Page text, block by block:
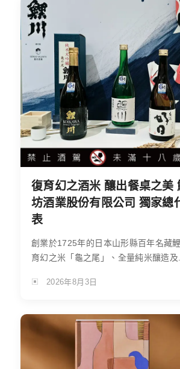
復育幻之酒米 釀出餐桌之美
坊酒業股份有限公司 獨家總
表
創業於1725年的日本山形縣百年名藏
育幻之米「龜之尾」、全量純米釀造及
2026年8月3日